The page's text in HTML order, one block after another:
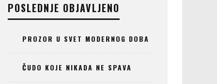
POSLEDNJE OBJAVLJENO
PROZOR U SVET MODERNOG DOBA
ČUDO KOJE NIKADA NE SPAVA